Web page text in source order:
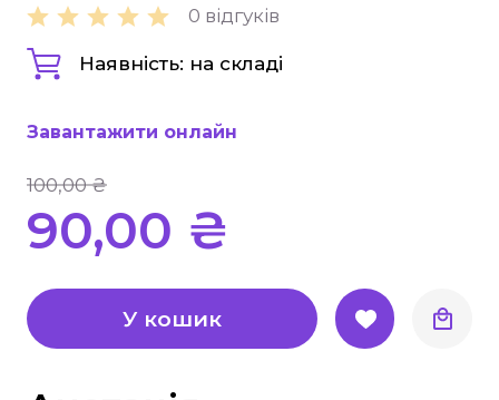
0 відгуків
Наявність: на складі
Завантажити онлайн
100,00 ₴
90,00 ₴
У кошик
Історія
Географія
Біологія Природознавство Екологія